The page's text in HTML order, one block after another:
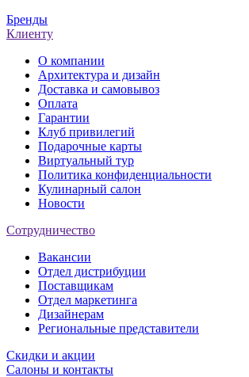
Бренды
Клиенту
О компании
Архитектура и дизайн
Доставка и самовывоз
Оплата
Гарантии
Клуб привилегий
Подарочные карты
Виртуальный тур
Политика конфиденциальности
Кулинарный салон
Новости
Сотрудничество
Вакансии
Отдел дистрибуции
Поставщикам
Отдел маркетинга
Дизайнерам
Региональные представители
Скидки и акции
Салоны и контакты